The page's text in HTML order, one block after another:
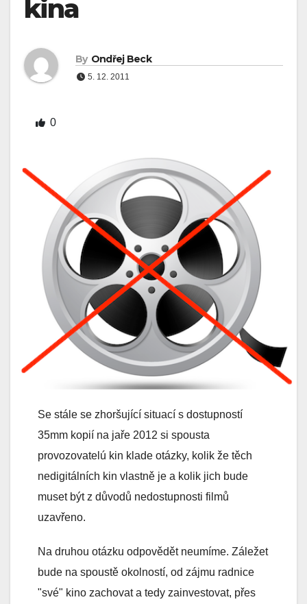
kina
By Ondřej Beck
5. 12. 2011
0
Se stále se zhoršující situací s dostupností
35mm kopií na jaře 2012 si spousta
provozovatelú kin klade otázky, kolik že těch
nedigitálních kin vlastně je a kolik jich bude
muset být z důvodů nedostupnosti filmů
uzavřeno.
Na druhou otázku odpovědět neumíme. Záležet
bude na spoustě okolností, od zájmu radnice
"své" kino zachovat a tedy zainvestovat, přes